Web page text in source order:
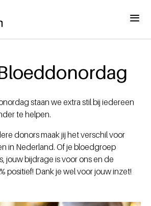
gaan
Menu
staan we extra stil bij iedereen
te helpen.
donors maak jij het verschil voor
in Nederland. Of je bloedgroep
jouw bijdrage is voor ons en de
positief! Dank je wel voor jouw inzet!